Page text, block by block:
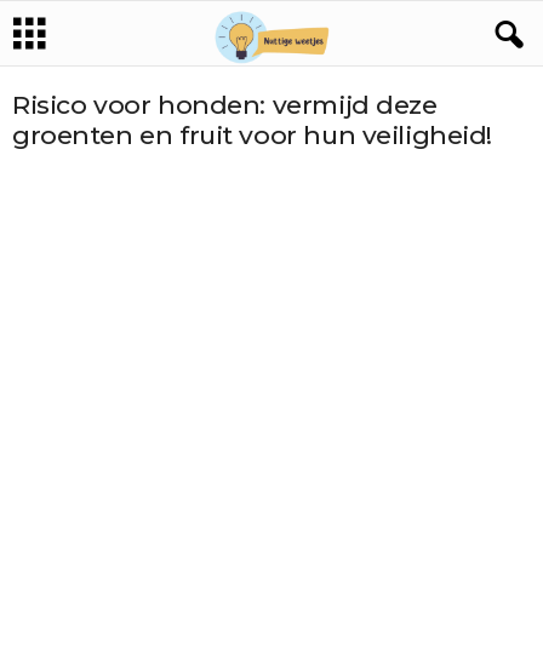
Risico voor honden: vermijd deze
groenten en fruit voor hun veiligheid!